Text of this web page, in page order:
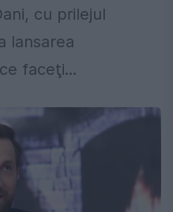
cu prilejul
lansarea
faceţi...